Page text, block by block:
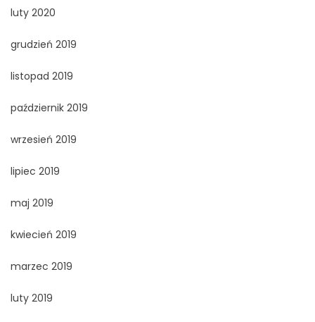
luty 2020
grudzień 2019
listopad 2019
październik 2019
wrzesień 2019
lipiec 2019
maj 2019
kwiecień 2019
marzec 2019
luty 2019